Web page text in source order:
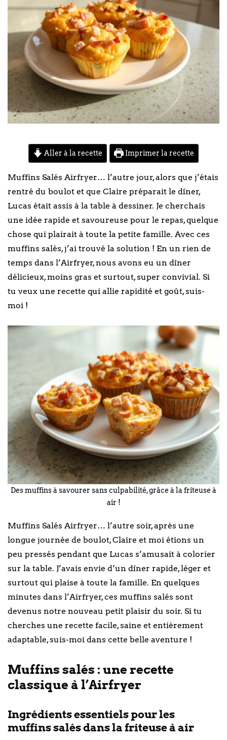
Aller à la recette Imprimer la recette
Muffins Salés Airfryer… l’autre jour, alors que j’étais
rentré du boulot et que Claire préparait le dîner,
Lucas était assis à la table à dessiner. Je cherchais
une idée rapide et savoureuse pour le repas, quelque
chose qui plairait à toute la petite famille. Avec ces
muffins salés, j’ai trouvé la solution ! En un rien de
temps dans l’Airfryer, nous avons eu un dîner
délicieux, moins gras et surtout, super convivial. Si
tu veux une recette qui allie rapidité et goût, suis-
moi !
Des muffins à savourer sans culpabilité, grâce à la friteuse à
air !
Muffins Salés Airfryer… l’autre soir, après une
longue journée de boulot, Claire et moi étions un
peu pressés pendant que Lucas s’amusait à colorier
sur la table. J’avais envie d’un dîner rapide, léger et
surtout qui plaise à toute la famille. En quelques
minutes dans l’Airfryer, ces muffins salés sont
devenus notre nouveau petit plaisir du soir. Si tu
cherches une recette facile, saine et entièrement
adaptable, suis-moi dans cette belle aventure !
Muffins salés : une recette
classique à l’Airfryer
Ingrédients essentiels pour les
muffins salés dans la friteuse à air